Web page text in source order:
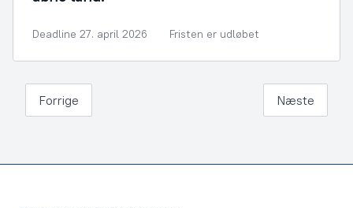
Deadline 27. april 2026 Fristen er udløbet
Forrige Næste